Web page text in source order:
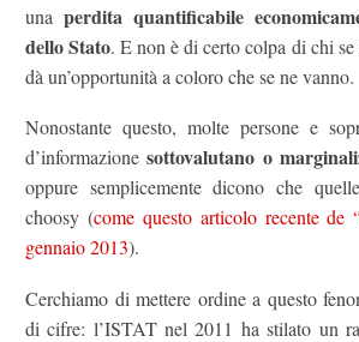
una perdita quantificabile
dello Stato. E non è di certo colpa di chi
dà un’opportunità a coloro che se ne vanno.
Nonostante questo, molte persone e
d’informazionesottovalutano o
oppure semplicemente dicono che
choosy (come questo articolo recente de
gennaio 2013).
Cerchiamo di mettere ordine a questo
di cifre: l’ISTAT nel 2011 ha stilato un